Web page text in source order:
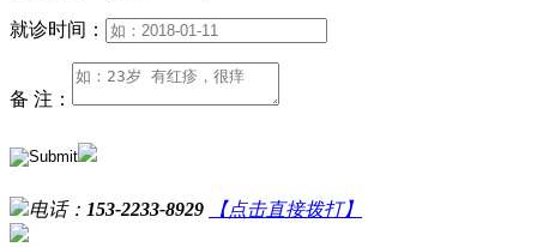
就诊时间：
备 注：
电话： 153-2233-8929 【点击直接拨打】